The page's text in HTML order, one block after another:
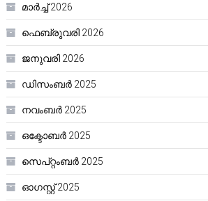
മാർച്ച്‌ 2026
ഫെബ്രുവരി 2026
ജനുവരി 2026
ഡിസംബർ 2025
നവംബർ 2025
ഒക്ടോബർ 2025
സെപ്റ്റംബർ 2025
ഓഗസ്റ്റ്‌ 2025